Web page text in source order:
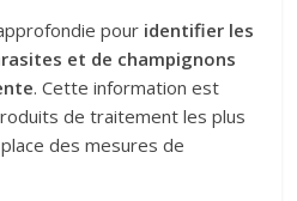
pour identifier les
et de champignons
. Cette information est
de traitement les plus
des mesures de